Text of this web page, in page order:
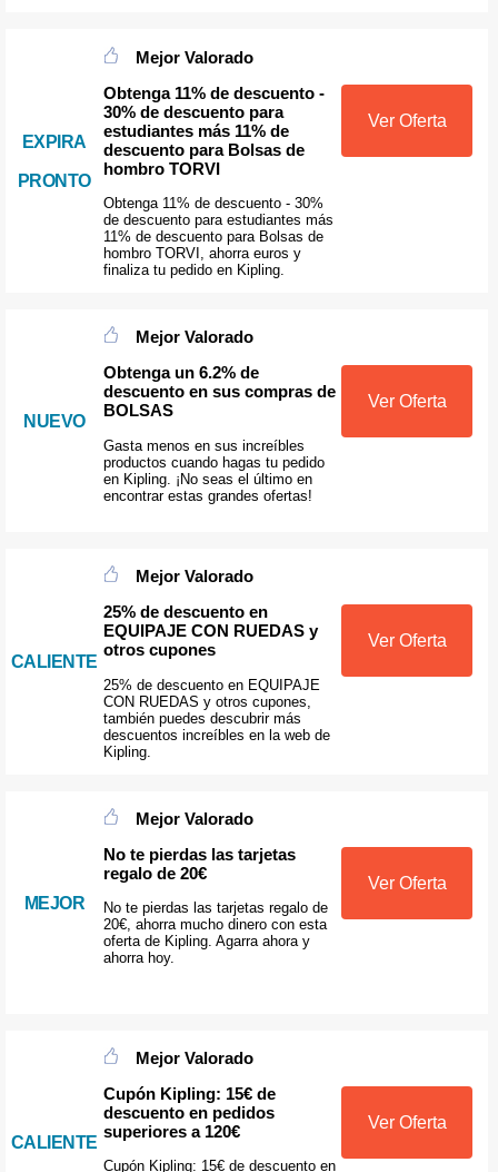
EXPIRA
PRONTO
Mejor Valorado
Obtenga 11% de descuento -
30% de descuento para
estudiantes más 11% de
descuento para Bolsas de
hombro TORVI
Obtenga 11% de descuento - 30%
de descuento para estudiantes más
11% de descuento para Bolsas de
hombro TORVI, ahorra euros y
finaliza tu pedido en Kipling.
Ver Oferta
NUEVO
Mejor Valorado
Obtenga un 6.2% de
descuento en sus compras de
BOLSAS
Gasta menos en sus increíbles
productos cuando hagas tu pedido
en Kipling. ¡No seas el último en
encontrar estas grandes ofertas!
Ver Oferta
CALIENTE
Mejor Valorado
25% de descuento en
EQUIPAJE CON RUEDAS y
otros cupones
25% de descuento en EQUIPAJE
CON RUEDAS y otros cupones,
también puedes descubrir más
descuentos increíbles en la web de
Kipling.
Ver Oferta
MEJOR
Mejor Valorado
No te pierdas las tarjetas
regalo de 20€
No te pierdas las tarjetas regalo de
20€, ahorra mucho dinero con esta
oferta de Kipling. Agarra ahora y
ahorra hoy.
Ver Oferta
CALIENTE
Mejor Valorado
Cupón Kipling: 15€ de
descuento en pedidos
superiores a 120€
Cupón Kipling: 15€ de descuento en
Ver Oferta